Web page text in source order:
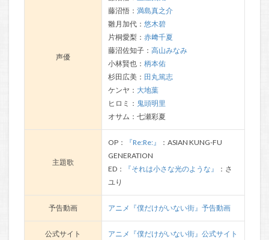
声優
藤沼悟： 満島真之介
雛月加代： 悠木碧
片桐愛梨： 赤﨑千夏
藤沼佐知子： 高山みなみ
小林賢也： 柄本佑
杉田広美： 田丸篤志
ケンヤ： 大地葉
ヒロミ： 鬼頭明里
オサム：七瀬彩夏
主題歌
OP： 『Re:Re:』
：ASIAN KUNG-FU
GENERATION
ED：
『それは小さな光のような』
：さ
ユり
予告動画 アニメ『僕だけがいない街』予告動画
公式サイト アニメ『僕だけがいない街』公式サイト